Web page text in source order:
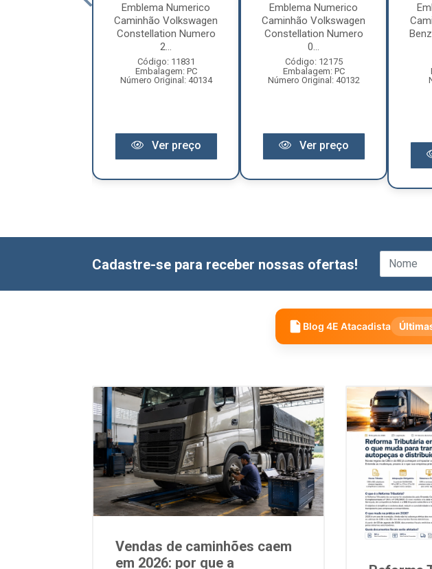
Emblema Numerico
Caminhão Volkswagen
Constellation Numero
2...
Código: 11831
Embalagem: PC
Número Original: 40134
Ver preço
Emblema Numerico
Caminhão Volkswagen
Constellation Numero
0...
Código: 12175
Embalagem: PC
Número Original: 40132
Ver preço
Cadastre-se para receber nossas ofertas!
Blog 4E Atacadista
Vendas de caminhões caem
em 2026: por que a